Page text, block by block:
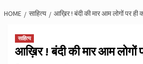
HOME साहित्य आख़िर ! बंदी की मार आम लोगों पर ही
साहित्य
आख़िर ! बंदी की मार आम लोगों